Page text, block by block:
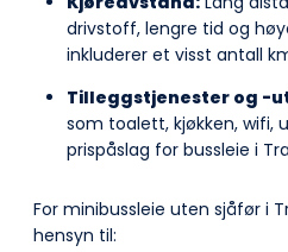
drivstoff, lengre tid og
inkluderer et visst antall
Tilleggstjenester og -
som toalett, kjøkken, wifi,
prispåslag for bussleie i
For minibussleie uten sjåfør i
hensyn til: